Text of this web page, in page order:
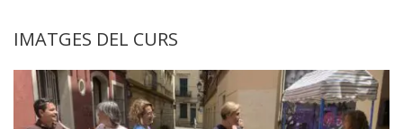
IMATGES DEL CURS